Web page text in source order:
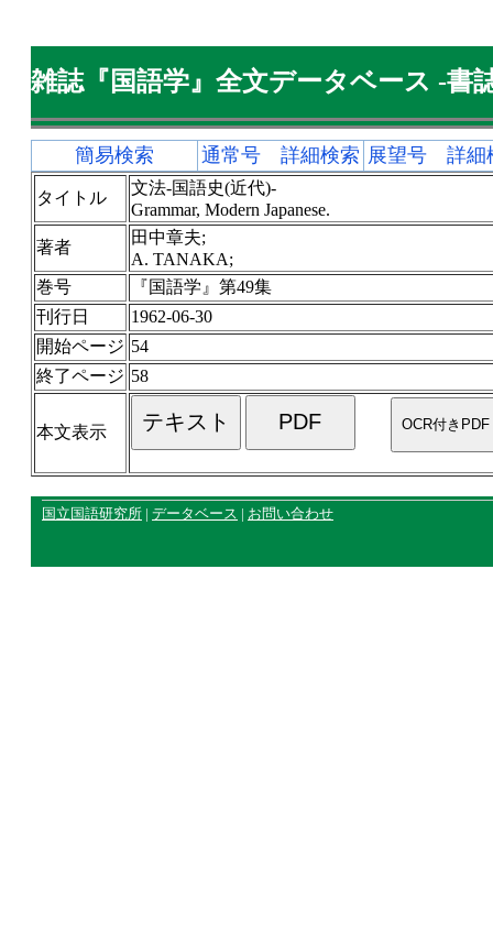
雑誌『国語学』全文データベース -書
簡易検索 通常号 詳細検索 展望号 詳細
タイトル
文法-国語史(近代)-
Grammar, Modern Japanese.
著者
田中章夫;
A. TANAKA;
巻号
『国語学』第49集
刊行日
1962-06-30
開始ページ 54
終了ページ 58
本文表示
国立国語研究所 | データベース | お問い合わせ